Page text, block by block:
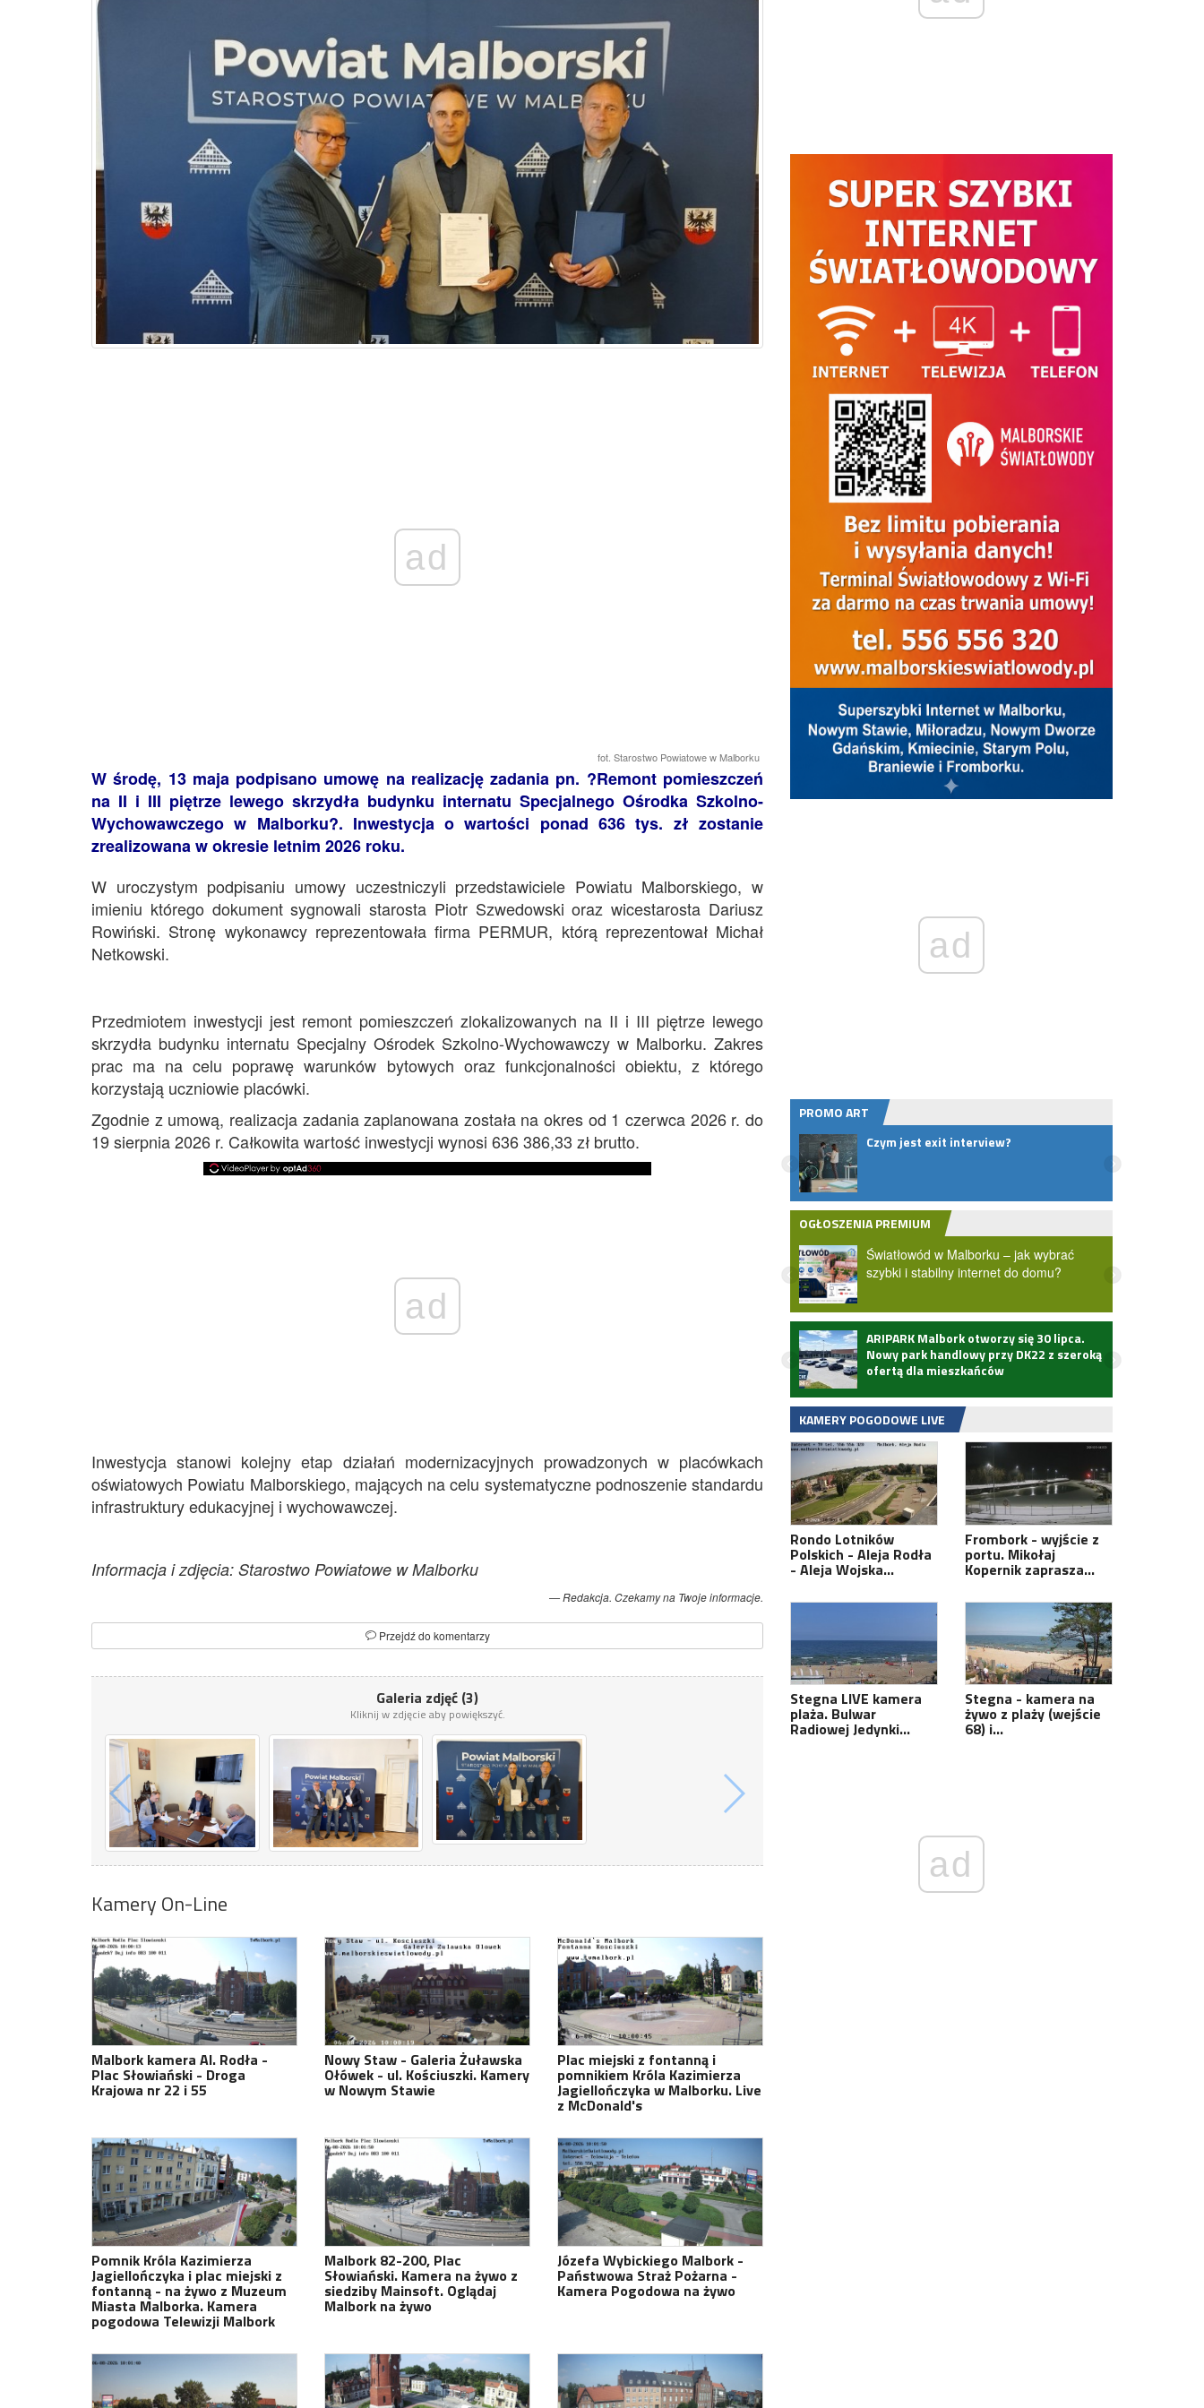
ad
fot. Starostwo Powiatowe w Malborku
W środę, 13 maja podpisano umowę na realizację zadania pn. ?Remont pomieszczeń
na II i III piętrze lewego skrzydła budynku internatu Specjalnego Ośrodka Szkolno-
Wychowawczego w Malborku?. Inwestycja o wartości ponad 636 tys. zł zostanie
zrealizowana w okresie letnim 2026 roku.
W uroczystym podpisaniu umowy uczestniczyli przedstawiciele Powiatu Malborskiego, w
imieniu którego dokument sygnowali starosta Piotr Szwedowski oraz wicestarosta Dariusz
Rowiński. Stronę wykonawcy reprezentowała firma PERMUR, którą reprezentował Michał
Netkowski.
Przedmiotem inwestycji jest remont pomieszczeń zlokalizowanych na II i III piętrze lewego
skrzydła budynku internatu Specjalny Ośrodek Szkolno-Wychowawczy w Malborku. Zakres
prac ma na celu poprawę warunków bytowych oraz funkcjonalności obiektu, z którego
korzystają uczniowie placówki.
Zgodnie z umową, realizacja zadania zaplanowana została na okres od 1 czerwca 2026 r. do
19 sierpnia 2026 r. Całkowita wartość inwestycji wynosi 636 386,33 zł brutto.
ad
Inwestycja stanowi kolejny etap działań modernizacyjnych prowadzonych w placówkach
oświatowych Powiatu Malborskiego, mających na celu systematyczne podnoszenie standardu
infrastruktury edukacyjnej i wychowawczej.
Informacja i zdjęcia: Starostwo Powiatowe w Malborku
Redakcja. Czekamy na Twoje informacje.
Przejdź do komentarzy
Galeria zdjęć (3)
Kliknij w zdjęcie aby powiększyć.
Kamery On-Line
Malbork kamera Al. Rodła -
Plac Słowiański - Droga
Krajowa nr 22 i 55
Nowy Staw - Galeria Żuławska
Ołówek - ul. Kościuszki. Kamery
w Nowym Stawie
Plac miejski z fontanną i
pomnikiem Króla Kazimierza
Jagiellończyka w Malborku. Live
z McDonald's
Pomnik Króla Kazimierza
Jagiellończyka i plac miejski z
fontanną - na żywo z Muzeum
Miasta Malborka. Kamera
pogodowa Telewizji Malbork
Malbork 82-200, Plac
Słowiański. Kamera na żywo z
siedziby Mainsoft. Oglądaj
Malbork na żywo
Józefa Wybickiego Malbork -
Państwowa Straż Pożarna -
Kamera Pogodowa na żywo
ad
PROMO ART
Wakacje 2026 startują! Zanim ruszysz
nad morze, sprawdź pogodę i sytuację na
plażach. Mierzeja Wiślana zaprasza.
Czym jest exit interview?
OGŁOSZENIA PREMIUM
Światłowód w Malborku – jak wybrać
szybki i stabilny internet do domu?
ARIPARK Malbork otworzy się 30 lipca.
Nowy park handlowy przy DK22 z szeroką
ofertą dla mieszkańców
KAMERY POGODOWE LIVE
Rondo Lotników
Polskich - Aleja Rodła
- Aleja Wojska…
Frombork - wyjście z
portu. Mikołaj
Kopernik zaprasza…
Stegna LIVE kamera
plaża. Bulwar
Radiowej Jedynki…
Stegna - kamera na
żywo z plaży (wejście
68) i…
ad